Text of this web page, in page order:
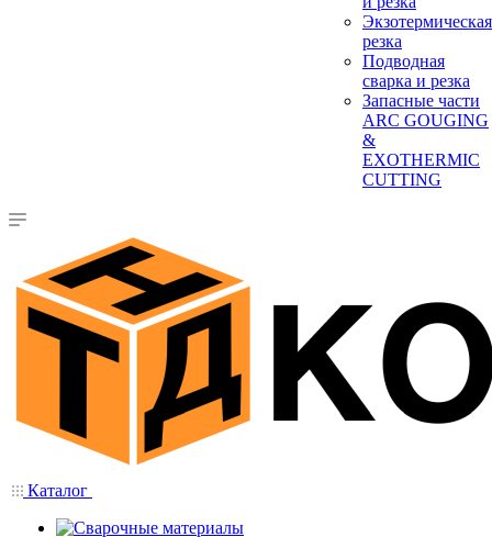
Экзотермическая
резка
Подводная
сварка и резка
Запасные части
ARC GOUGING
&
EXOTHERMIC
CUTTING
Каталог